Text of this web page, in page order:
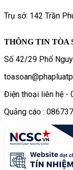
Trụ sở: 142 Trần
THÔNG TIN TÒA
Số 42/29 Phố
Điện thoại liên hệ -
Quảng cáo :